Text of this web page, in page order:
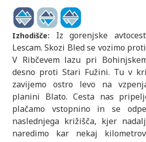
Izhodišče:
Iz gorenjske
Lescam. Skozi Bled se vozimo
V Ribčevem lazu pri
desno proti Stari Fužini. Tu v
zavijemo ostro levo na
planini Blato. Cesta nas
plačamo vstopnino in se
naslednjega križišča, kjer
naredimo kar nekaj